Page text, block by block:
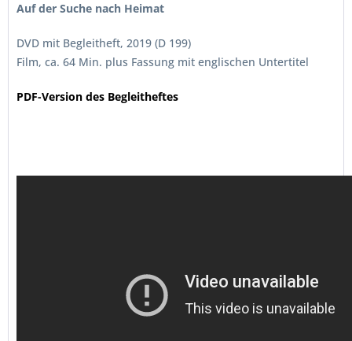
Auf der Suche nach Heimat
DVD mit Begleitheft, 2019 (D 199)
Film, ca. 64 Min. plus Fassung mit englischen Untertitel
PDF-Version des Begleitheftes